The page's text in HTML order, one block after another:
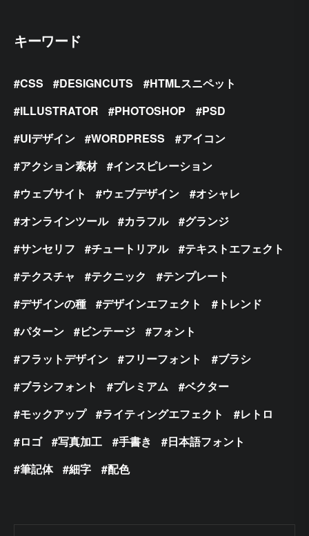
キーワード
CSS DESIGNCUTS
HTMLスニペット
ILLUSTRATOR
PHOTOSHOP
PSD
UIデザイン
WORDPRESS
アイコン
アクション素材
インスピレーション
ウェブサイト
ウェブデザイン
オシャレ
オンラインツール
カラフル
グランジ
サンセリフ
チュートリアル
テキストエフェクト
テクスチャ
テクニック
テンプレート
デザインの種
デザインエフェクト
トレンド
パターン
ビンテージ
フォント
フラットデザイン
フリーフォント
ブラシ
ブラシフォント
プレミアム
ベクター
モックアップ
ライティングエフェクト
レトロ
ロゴ
写真加工 手書き
日本語フォント
筆記体
細字 配色